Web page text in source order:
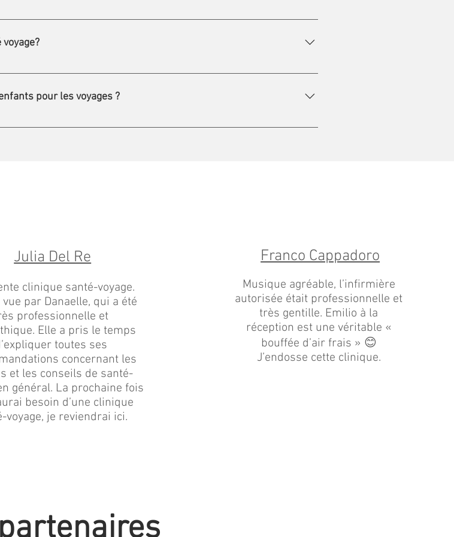
des coûts, d’autres une partie et certaines pas du tout. Aussi, il est
nous permet de vous offrir un service de qualité et personnalisé.
pour les voyages ?
les recevoir est de 6 mois. Cet âge minimal peut être plus ou moins élevé
Julia Del Re
clinique santé-voyage.
vue par Danaelle, qui a été
professionnelle et
Elle a pris le temps
toutes ses
concernant les
et les conseils de santé-
général. La prochaine fois
besoin d’une clinique
voyage, je reviendrai ici.
Franco Cappadoro
Musique agréable, l’infirmière
autorisée était professionnelle et
très gentille. Emilio à la
réception est une véritable «
bouffée d’air frais » 😊
J’endosse cette clinique.